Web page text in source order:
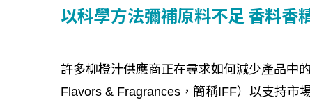
以科學方法彌補原料不足 香料香
許多柳橙汁供應商正在尋求如何減少產品中
Flavors & Fragrances，簡稱IFF）以支持市